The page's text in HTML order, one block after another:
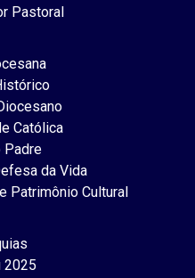
Pastoral
Católica
Padre
da Vida
Patrimônio Cultural
2025